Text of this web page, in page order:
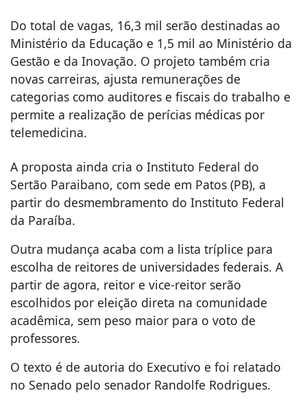
Do total de vagas, 16,3 mil serão destinadas ao
Ministério da Educação e 1,5 mil ao Ministério da
Gestão e da Inovação. O projeto também cria
novas carreiras, ajusta remunerações de
categorias como auditores e fiscais do trabalho e
permite a realização de perícias médicas por
telemedicina.
A proposta ainda cria o Instituto Federal do
Sertão Paraibano, com sede em Patos (PB), a
partir do desmembramento do Instituto Federal
da Paraíba.
Outra mudança acaba com a lista tríplice para
escolha de reitores de universidades federais. A
partir de agora, reitor e vice-reitor serão
escolhidos por eleição direta na comunidade
acadêmica, sem peso maior para o voto de
professores.
O texto é de autoria do Executivo e foi relatado
no Senado pelo senador Randolfe Rodrigues.